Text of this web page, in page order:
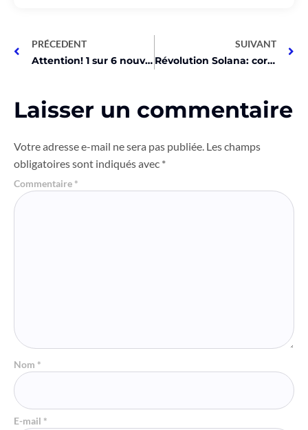
PRÉCEDENT
Attention! 1 sur 6 nouvelles cryptos Base est une arnaque!
SUIVANT
Révolution Solana: correction des transactions ratées le 15 avril!
Laisser un commentaire
Votre adresse e-mail ne sera pas publiée. Les champs
obligatoires sont indiqués avec *
Commentaire *
Nom *
E-mail *